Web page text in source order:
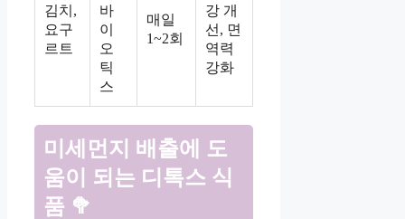
김치,
요구
르트
바
이
오
틱
스
매일
1~2회
강 개
선, 면
역력
강화
미세먼지 배출에 도
움이 되는 디톡스 식
품 🥦